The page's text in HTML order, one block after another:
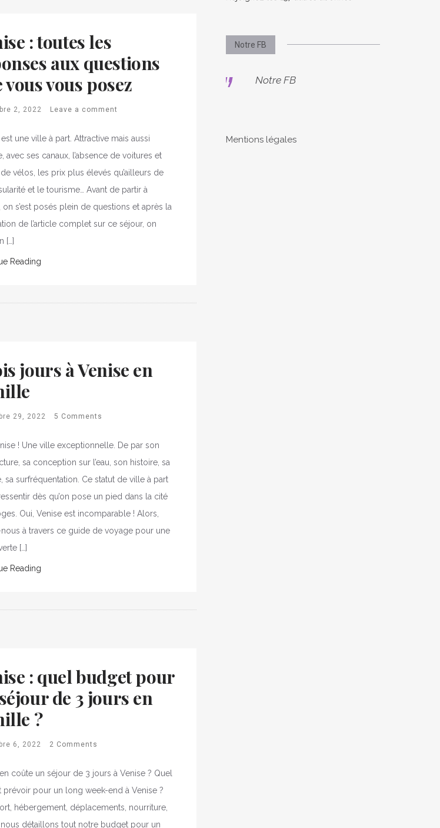
: toutes les
aux questions
vous vous posez
2, 2022 Leave a comment
une ville à part. Attractive mais aussi
avec ses canaux, l’absence de voitures et
vélos, les prix plus élevés qu’ailleurs de
et le tourisme… Avant de partir à
on s’est posés plein de questions et après la
de l’article complet sur ce séjour, on
[…]
Reading
jours à Venise en
29, 2022 5 Comments
! Une ville exceptionnelle. De par son
sa conception sur l’eau, son histoire, sa
sa surfréquentation. Ce statut de ville à part
dès qu’on pose un pied dans la cité
Oui, Venise est incomparable ! Alors,
à travers ce guide de voyage pour une
[…]
Reading
: quel budget pour
de 3 jours en
?
6, 2022 2 Comments
coûte un séjour de 3 jours à Venise ? Quel
prévoir pour un long week-end à Venise ?
hébergement, déplacements, nourriture,
nous détaillons tout notre budget pour un
Notre FB
Notre FB
Mentions légales